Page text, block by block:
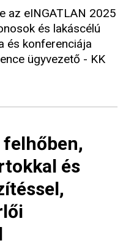
az eINGATLAN 2025
és lakáscélú
és konferenciája
ügyvezető - KK
és